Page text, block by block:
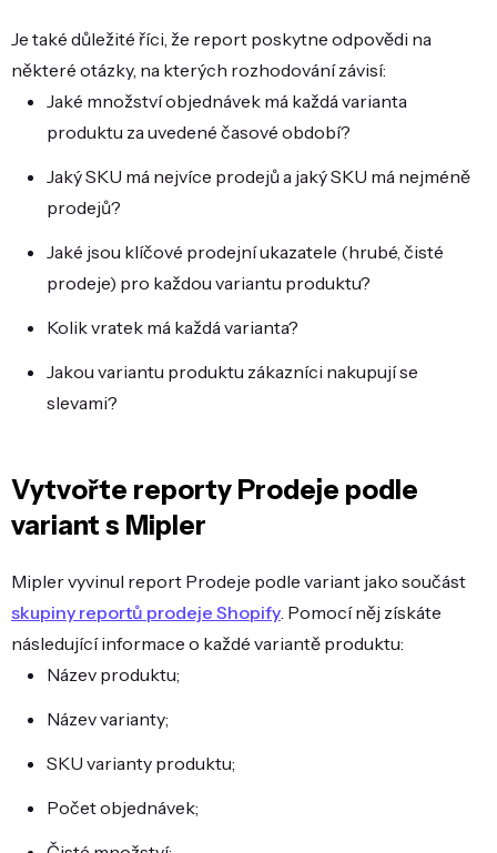
Je také důležité říci, že report poskytne odpovědi na
některé otázky, na kterých rozhodování závisí:
Jaké množství objednávek má každá varianta
produktu za uvedené časové období?
Jaký SKU má nejvíce prodejů a jaký SKU má nejméně
prodejů?
Jaké jsou klíčové prodejní ukazatele (hrubé, čisté
prodeje) pro každou variantu produktu?
Kolik vratek má každá varianta?
Jakou variantu produktu zákazníci nakupují se
slevami?
Vytvořte reporty Prodeje podle
variant s Mipler
Mipler vyvinul report Prodeje podle variant jako součást
skupiny reportů prodeje Shopify. Pomocí něj získáte
následující informace o každé variantě produktu:
Název produktu;
Název varianty;
SKU varianty produktu;
Počet objednávek;